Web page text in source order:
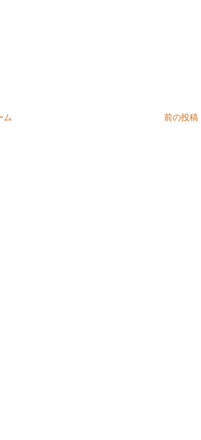
前の投稿
ム